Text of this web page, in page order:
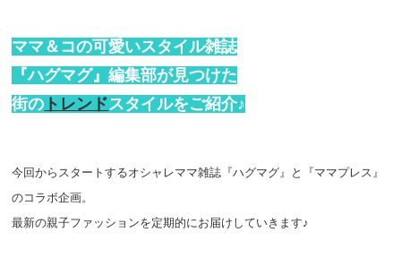
ママ＆コの可愛いスタイル雑誌
『ハグマグ』編集部が見つけた
街の トレンドスタイルをご紹介♪
今回からスタートするオシャレママ雑誌『ハグマグ』と『ママプレス』
のコラボ企画。
最新の親子ファッションを定期的にお届けしていきます♪